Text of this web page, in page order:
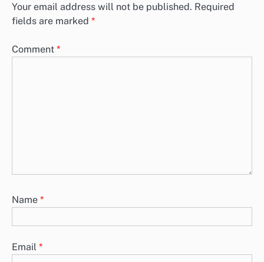
Your email address will not be published. Required
fields are marked *
Comment *
Name *
Email *